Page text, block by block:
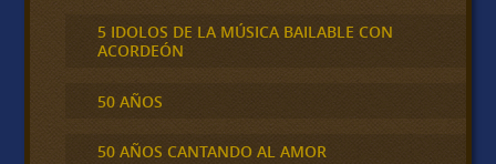
5 IDOLOS DE LA MÚSICA BAILABLE CON
ACORDEÓN
50 AÑOS
50 AÑOS CANTANDO AL AMOR